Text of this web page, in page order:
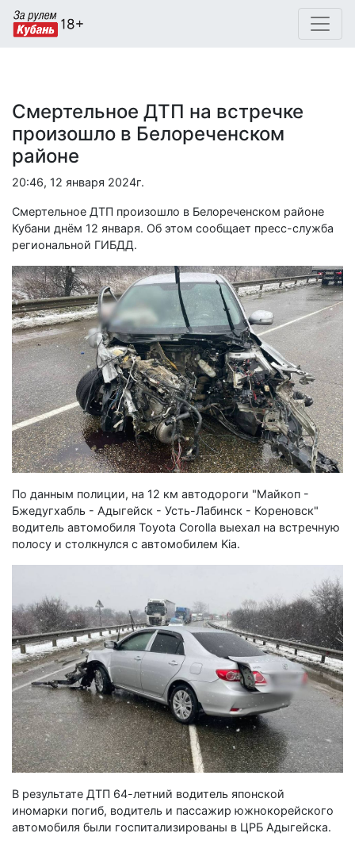
Смертельное ДТП на встречке
произошло в Белореченском
районе
20:46, 12 января 2024г.
Смертельное ДТП произошло в Белореченском районе
Кубани днём 12 января. Об этом сообщает пресс-служба
региональной ГИБДД.
По данным полиции, на 12 км автодороги "Майкоп -
Бжедугхабль - Адыгейск - Усть-Лабинск - Кореновск"
водитель автомобиля Toyota Corolla выехал на встречную
полосу и столкнулся с автомобилем Kia.
В результате ДТП 64-летний водитель японской
иномарки погиб, водитель и пассажир южнокорейского
автомобиля были госпитализированы в ЦРБ Адыгейска.